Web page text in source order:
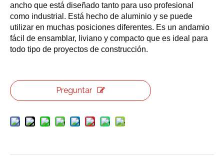
ancho que está diseñado tanto para uso profesional
como industrial. Está hecho de aluminio y se puede
utilizar en muchas posiciones diferentes. Es un andamio
fácil de ensamblar, liviano y compacto que es ideal para
todo tipo de proyectos de construcción.
Preguntar